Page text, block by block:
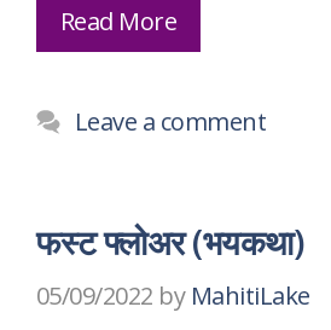
Read More
Leave a comment
फस्ट फ्लोअर (भयकथा)
05/09/2022 by MahitiLake